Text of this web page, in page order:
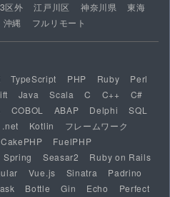
区外 江戸川区 神奈川県
東海
沖縄 フルリモート
TypeScript PHP Ruby
Perl
Java Scala C C++
C#
COBOL ABAP Delphi
SQL
.net Kotlin
フレームワーク
CakePHP
FuelPHP
Spring Seasar2
Ruby on Rails
Vue.js Sinatra
Padrino
Bottle Gin Echo
Perfect